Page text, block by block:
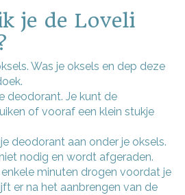
je de Loveli
Was je oksels en dep deze
deodorant. Je kunt de
of vooraf een klein stukje
deodorant aan onder je oksels.
nodig en wordt afgeraden.
minuten drogen voordat je
er na het aanbrengen van de